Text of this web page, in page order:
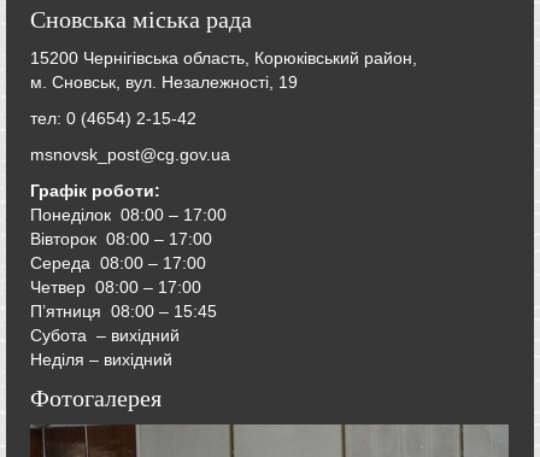
Сновська міська рада
15200 Чернігівська область, Корюківський район,
м. Сновськ, вул. Незалежності, 19
тел: 0 (4654) 2-15-42
msnovsk_post@cg.gov.ua
Графік роботи:
Понеділок 08:00 – 17:00
Вівторок 08:00 – 17:00
Середа 08:00 – 17:00
Четвер 08:00 – 17:00
П’ятниця 08:00 – 15:45
Субота – вихідний
Неділя – вихідний
Фотогалерея